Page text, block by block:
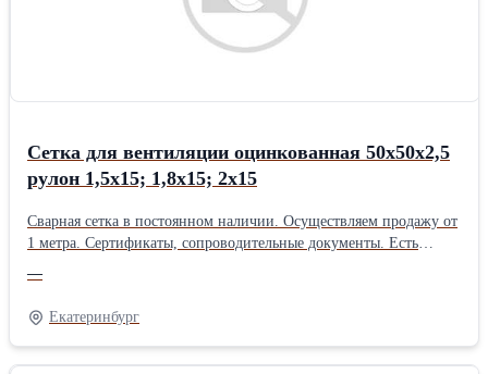
Сетка для вентиляции оцинкованная 50х50х2,5
рулон 1,5х15; 1,8х15; 2х15
Сварная сетка в постоянном наличии. Осуществляем продажу от
1 метра. Сертификаты, сопроводительные документы. Есть
Получить более полную информацию Вы можете на нашем сайте
http://pt096.ru или отправив свой заказ на почту zakaz@pt096.ru
—
Екатеринбург